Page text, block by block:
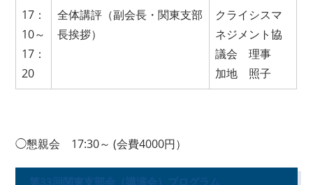
17：
10～
17：
20
全体講評（副会長・関東支部
長挨拶）
クライシスマ
ネジメント協
議会 理事
加地 照子
◯懇親会 17:30～ (会費4000円）